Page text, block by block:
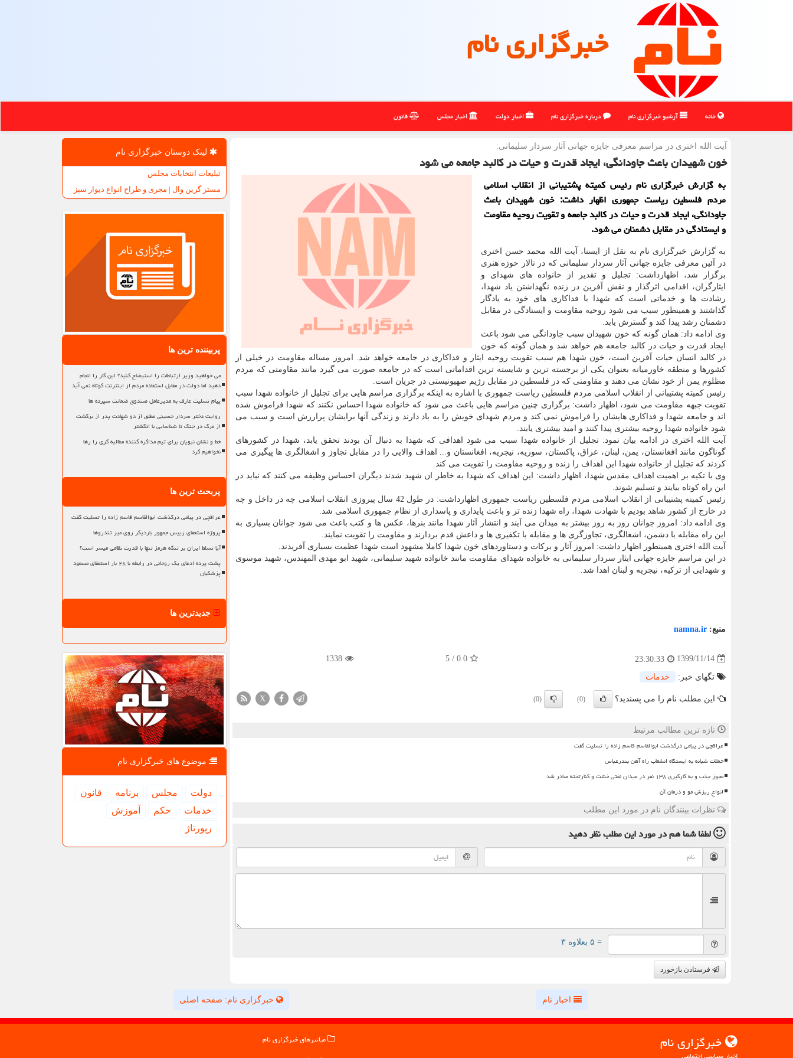
خبرگزاری نام
خانه آرشیو خبرگزاری نام درباره خبرگزاری نام اخبار دولت اخبار مجلس قانون
آیت الله اختری در مراسم معرفی جایزه جهانی آثار سردار سلیمانی:
خون شهیدان باعث جاودانگی، ایجاد قدرت و حیات در كالبد جامعه می شود
به گزارش خبرگزاری نام رئیس کمیته پشتیبانی از انقلاب اسلامی
مردم فلسطین ریاست جمهوری اظهار داشت: خون شهیدان باعث
جاودانگی، ایجاد قدرت و حیات در کالبد جامعه و تقویت روحیه مقاومت
و ایستادگی در مقابل دشمنان می شود.
به گزارش خبرگزاری نام به نقل از ایسنا، آیت الله محمد حسن اختری
در آئین معرفی جایزه جهانی آثار سردار سلیمانی که در تالار حوزه هنری
برگزار شد، اظهارداشت: تجلیل و تقدیر از خانواده های شهدای و
ایثارگران، اقدامی اثرگذار و نقش آفرین در زنده نگهداشتن یاد شهدا،
رشادت ها و خدماتی است که شهدا با فداکاری های خود به یادگار
گذاشتند و همینطور سبب می شود روحیه مقاومت و ایستادگی در مقابل
دشمنان رشد پیدا کند و گسترش یابد.
وی ادامه داد: همان گونه که خون شهیدان سبب جاودانگی می شود باعث
ایجاد قدرت و حیات در کالبد جامعه هم خواهد شد و همان گونه که خون
در کالبد انسان حیات آفرین است، خون شهدا هم سبب تقویت روحیه ایثار و فداکاری در جامعه خواهد شد. امروز مساله مقاومت در خیلی از
کشورها و منطقه خاورمیانه بعنوان یکی از برجسته ترین و شایسته ترین اقداماتی است که در جامعه صورت می گیرد مانند مقاومتی که مردم
مظلوم یمن از خود نشان می دهند و مقاومتی که در فلسطین در مقابل رژیم صهیونیستی در جریان است.
رئیس کمیته پشتیبانی از انقلاب اسلامی مردم فلسطین ریاست جمهوری با اشاره به اینکه برگزاری مراسم هایی برای تجلیل از خانواده شهدا سبب
تقویت جبهه مقاومت می شود، اظهار داشت: برگزاری چنین مراسم هایی باعث می شود که خانواده شهدا احساس نکنند که شهدا فراموش شده
اند و جامعه شهدا و فداکاری هایشان را فراموش نمی کند و مردم شهدای خویش را به یاد دارند و زندگی آنها برایشان پرارزش است و سبب می
شود خانواده شهدا روحیه بیشتری پیدا کنند و امید بیشتری یابند.
آیت الله اختری در ادامه بیان نمود: تجلیل از خانواده شهدا سبب می شود اهدافی که شهدا به دنبال آن بودند تحقق یابد، شهدا در کشورهای
گوناگون مانند افغانستان، یمن، لبنان، عراق، پاکستان، سوریه، نیجریه، افغانستان و... اهداف والایی را در مقابل تجاوز و اشغالگری ها پیگیری می
کردند که تجلیل از خانواده شهدا این اهداف را زنده و روحیه مقاومت را تقویت می کند.
وی با تکیه بر اهمیت اهداف مقدس شهدا، اظهار داشت: این اهداف که شهدا به خاطر ان شهید شدند دیگران احساس وظیفه می کنند که نباید در
این راه کوتاه بیایند و تسلیم شوند.
رئیس کمیته پشتیبانی از انقلاب اسلامی مردم فلسطین ریاست جمهوری اظهارداشت: در طول 42 سال پیروزی انقلاب اسلامی چه در داخل و چه
در خارج از کشور شاهد بودیم با شهادت شهدا، راه شهدا زنده تر و باعث پایداری و پاسداری از نظام جمهوری اسلامی شد.
وی ادامه داد: امروز جوانان روز به روز بیشتر به میدان می آیند و انتشار آثار شهدا مانند بنرها، عکس ها و کتب باعث می شود جوانان بسیاری به
این راه مقابله با دشمن، اشغالگری، تجاوزگری ها و مقابله با تکفیری ها و داعش قدم بردارند و مقاومت را تقویت نمایند.
آیت الله اختری همینطور اظهار داشت: امروز آثار و برکات و دستاوردهای خون شهدا کاملا مشهود است شهدا عظمت بسیاری آفریدند.
در این مراسم جایزه جهانی ایثار سردار سلیمانی به خانواده شهدای مقاومت مانند خانواده شهید سلیمانی، شهید ابو مهدی المهندس، شهید موسوی
و شهدایی از ترکیه، نیجریه و لبنان اهدا شد.
منبع: namna.ir
1399/11/14
23:30:33
0.0
/
5
1338
تگهای خبر: خدمات
این مطلب نام را می پسندید؟ (0)
(0)
X
تازه ترین مطالب مرتبط
عراقچی در پیامی درگذشت ابوالقاسم قاسم زاده را تسلیت گفت
حملات شبانه به ایستگاه انشعاب راه آهن بندرعباس
مجوز جذب و به کارگیری ۱۳۸ نفر در میدان نفتی خشت و کنارتخته صادر شد
انواع ریزش مو و درمان آن
نظرات بینندگان نام در مورد این مطلب
لطفا شما همدر مورد این مطلبنظر دهید
= ۵ بعلاوه ۳
فرستادن بازخورد
لینک دوستان خبرگزاری نام
تبلیغات انتخابات مجلس
مستر گرین وال | مجری و طراح انواع دیوار سبز
پربیننده ترین ها
می خواهید وزیر ارتباطات را استیضاح کنید؟ این کار را انجام
دهید اما دولت در مقابل استفاده مردم از اینترنت کوتاه نمی آید
پیام تسلیت عارف به مدیرعامل صندوق ضمانت سپرده ها
روایت دختر سردار حسینی مطلق از دو شهادت پدر از برگشت
از مرگ در جنگ تا شناسایی با انگشتر
خط و نشان نبویان برای تیم مذاکره کننده مطالبه گری را رها
نخواهیم کرد
پربحث ترین ها
عراقچی در پیامی درگذشت ابوالقاسم قاسم زاده را تسلیت گفت
پروژه استعفای رییس جمهور باردیگر روی میز تندروها
آیا تسلط ایران بر تنگه هرمز تنها با قدرت نظامی میسر است؟
پشت پرده ادعای یک روحانی در رابطه با ۲۸ بار استعفای مسعود
پزشکیان
جدیدترین ها
موضوع های خبرگزاری نام
دولت مجلس برنامه
قانون
خدمات
حكم
آموزش
رپورتاژ
اخبار نام خبرگزاری نام: صفحه اصلی
خبرگزاری نام میانبرهای خبرگزاری نام